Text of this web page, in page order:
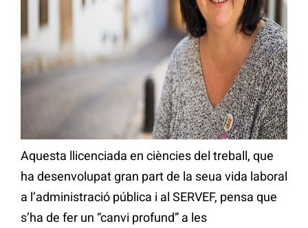
Aquesta llicenciada en ciències del treball, que
ha desenvolupat gran part de la seua vida laboral
a l’administració pública i al SERVEF, pensa que
s’ha de fer un “canvi profund” a les